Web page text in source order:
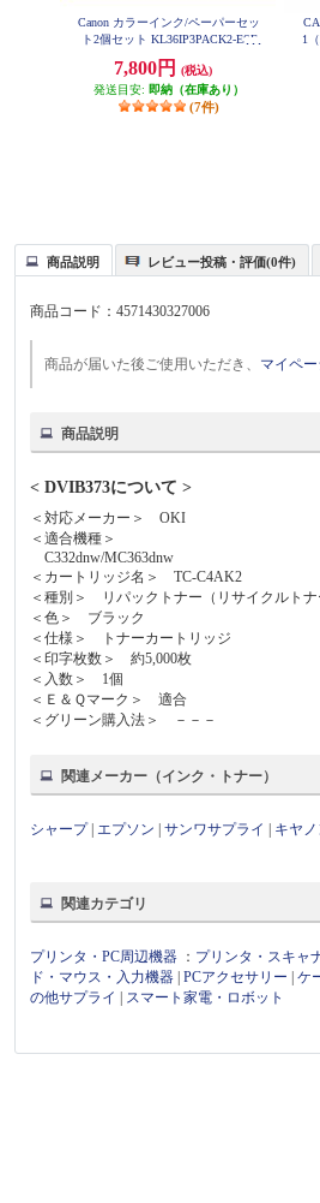
Canon カラーインク/ペーパーセッ
ト2個セット KL36IP3PACK2-ESE
7,800円
(税込)
発送目安: 即納（在庫あり）
(7件)
1
商品説明 レビュー投稿・評価(0件)
商品コード：4571430327006
商品が届いた後ご使用いただき、 マイペ
商品説明
< DVIB373について >
＜対応メーカー＞ OKI
＜適合機種＞
C332dnw/MC363dnw
＜カートリッジ名＞ TC-C4AK2
＜種別＞ リパックトナー（リサイクルトナ
＜色＞ ブラック
＜仕様＞ トナーカートリッジ
＜印字枚数＞ 約5,000枚
＜入数＞ 1個
＜Ｅ＆Ｑマーク＞ 適合
＜グリーン購入法＞ －－－
関連メーカー（インク・トナー）
シャープ| エプソン |サンワサプライ キヤノ
関連カテゴリ
プリンタ・PC周辺機器 ： プリンタ・スキャ
ド・マウス・入力機器 |PCアクセサリー |ケ
の他サプライ
スマート家電・ロボット